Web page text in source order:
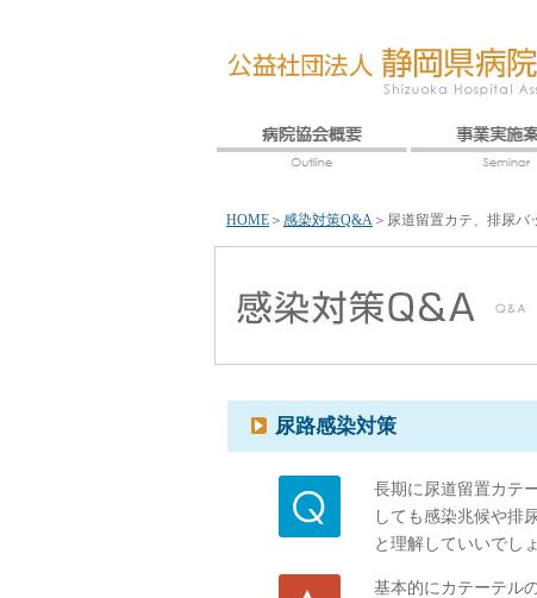
HOME ＞ 感染対策Q&A ＞ 尿道留置カテ、排尿バ
尿路感染対策
長期に尿道留置カテ
しても感染兆候や排
と理解していいでし
基本的にカテーテル